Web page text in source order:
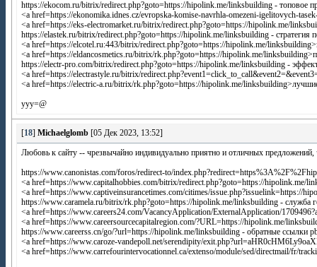
https://ekocom.ru/bitrix/redirect.php?goto=https://hipolink.me/linksbuilding - топовое
<a href=https://ekonomika.idnes.cz/evropska-komise-navrhla-omezeni-igelitovych-
<a href=https://eks-electromarket.ru/bitrix/redirect.php?goto=https://hipolink.me/
https://elastek.ru/bitrix/redirect.php?goto=https://hipolink.me/linksbuilding - стратегия
<a href=https://elcotel.ru:443/bitrix/redirect.php?goto=https://hipolink.me/
<a href=https://eldancosmetics.ru/bitrix/rk.php?goto=https://hipolink.me/
https://electr-pro.com/bitrix/redirect.php?goto=https://hipolink.me/linksbuilding -
<a href=https://electrastyle.ru/bitrix/
<a href=https://electric-a.ru/bitrix/rk.php?goto=https://hipolink.me/
yyy=@
18 Michaelglomb [05 Дек 2023, 13:52]
Любовь к сайту -- чрезвычайно индивидуально приятно и отличных
https://www.canonistas.com/foros/redirect-to/
<a href=https://www.capitalhobbies.com/bitrix/redirect.php?goto=https://hipolink.me/
<a href=https://www.captiveinsurancetimes.com/citimes/issue.php?issuelink=https://
https://www.caramela.ru/bitrix/rk.php?goto=https://hipolink.me/linksbuilding - служба
<a href=https://www.careers24.com/VacancyApplication/ExternalApplication/
<a href=https://www.careersourcecapitalregion.com/?URL=https://hipolink.me/
https://www.careerss.cn/go/?url=https://hipolink.me/linksbuilding - обратные ссылки
<a href=https://www.caroze-vandepoll.net/serendipity/
<a href=https://www.carrefourintervocationnel.ca/extenso/module/sed/directmail/fr/